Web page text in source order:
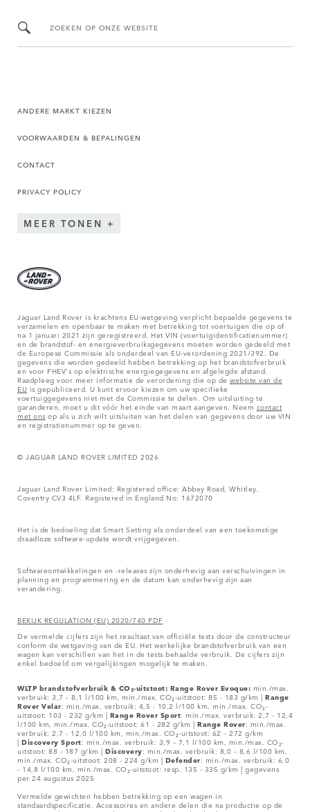
ZOEKEN OP ONZE WEBSITE
ANDERE MARKT KIEZEN
VOORWAARDEN & BEPALINGEN
CONTACT
PRIVACY POLICY
MEER TONEN
Jaguar Land Rover is krachtens EU-wetgeving verplicht bepaalde gegevens te
verzamelen en openbaar te maken met betrekking tot voertuigen die op of
na 1 januari 2021 zijn geregistreerd. Het VIN (voertuigidentificatienummer)
en de brandstof- en energieverbruiksgegevens moeten worden gedeeld met
de Europese Commissie als onderdeel van EU-verordening 2021/392. De
gegevens die worden gedeeld hebben betrekking op het brandstofverbruik
en voor PHEV's op elektrische energiegegevens en afgelegde afstand.
Raadpleeg voor meer informatie de verordening die op dewebsite van de
EU is gepubliceerd. U kunt ervoor kiezen om uw specifieke
voertuiggegevens niet met de Commissie te delen. Om uitsluiting te
garanderen, moet u dit vóór het einde van maart aangeven. Neem contact
met ons op als u zich wilt uitsluiten van het delen van gegevens door uw VIN
en registratienummer op te geven.
© JAGUAR LAND ROVER LIMITED 2026
Jaguar Land Rover Limited: Registered office: Abbey Road, Whitley,
Coventry CV3 4LF. Registered in England No: 1672070
Het is de bedoeling dat Smart Setting als onderdeel van een toekomstige
draadloze software-update wordt vrijgegeven.
Softwareontwikkelingen en -releases zijn onderhevig aan verschuivingen in
planning en programmering en de datum kan onderhevig zijn aan
verandering.
BEKIJK REGULATION (EU) 2020/740 PDF
De vermelde cijfers zijn het resultaat van officiële tests door de constructeur
conform de wetgeving van de EU. Het werkelijke brandstofverbruik van een
wagen kan verschillen van het in de tests behaalde verbruik. De cijfers zijn
enkel bedoeld om vergelijkingen mogelijk te maken.
WLTP brandstofverbruik & CO₂-uitstoot: Range Rover Evoque: min./max.
verbruik: 3,7 – 8,1 l/100 km, min./max. CO₂-uitstoot: 85 - 183 g/km | Range
Rover Velar: min./max. verbruik: 4,5 - 10,2 l/100 km, min./max. CO₂-
uitstoot: 103 - 232 g/km | Range Rover Sport: min./max. verbruik: 2,7 - 12,4
l/100 km, min./max. CO₂-uitstoot: 61 - 282 g/km | Range Rover: min./max.
verbruik: 2,7 - 12,0 l/100 km, min./max. CO₂-uitstoot: 62 – 272 g/km
| Discovery Sport: min./max. verbruik: 3,9 – 7,1 l/100 km, min./max. CO₂-
uitstoot: 88 - 187 g/km | Discovery: min./max. verbruik: 8,0 – 8,6 l/100 km,
min./max. CO₂-uitstoot: 208 - 224 g/km | Defender: min./max. verbruik: 6,0
- 14,8 l/100 km, min./max. CO₂-uitstoot: resp. 135 - 335 g/km | gegevens
per 24 augustus 2025
Vermelde gewichten hebben betrekking op een wagen in
standaardspecificatie. Accessoires en andere delen die na productie op de